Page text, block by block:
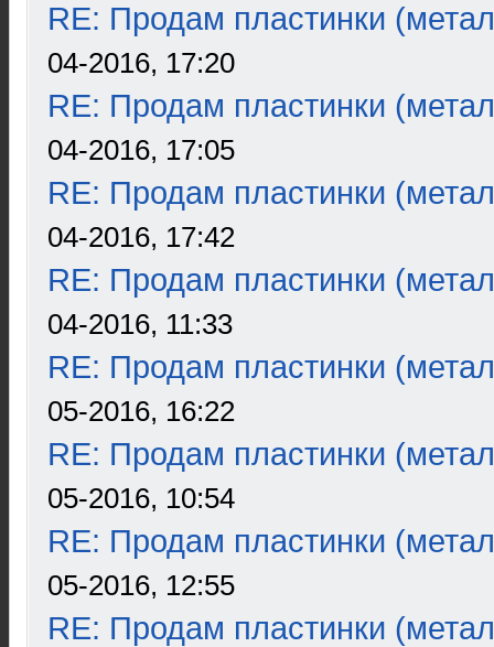
RE: Продам пластинки
04-2016, 17:20
RE: Продам пластинки
04-2016, 17:05
RE: Продам пластинки
04-2016, 17:42
RE: Продам пластинки
04-2016, 11:33
RE: Продам пластинки
05-2016, 16:22
RE: Продам пластинки
05-2016, 10:54
RE: Продам пластинки
05-2016, 12:55
RE: Продам пластинки